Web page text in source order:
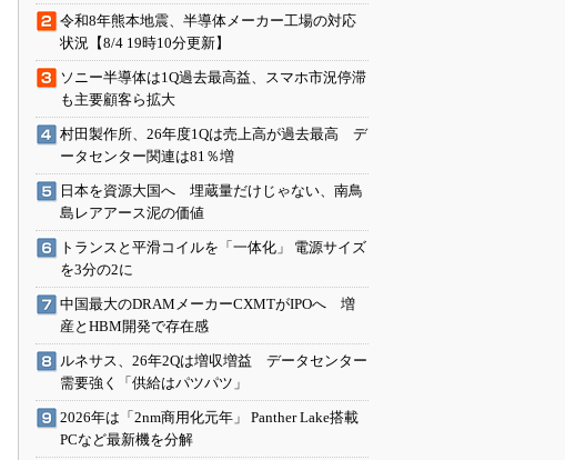
令和8年熊本地震、半導体メーカー工場の対応
状況【8/4 19時10分更新】
ソニー半導体は1Q過去最高益、スマホ市況停滞
も主要顧客ら拡大
村田製作所、26年度1Qは売上高が過去最高 デ
ータセンター関連は81％増
日本を資源大国へ 埋蔵量だけじゃない、南鳥
島レアアース泥の価値
トランスと平滑コイルを「一体化」 電源サイズ
を3分の2に
中国最大のDRAMメーカーCXMTがIPOへ 増
産とHBM開発で存在感
ルネサス、26年2Qは増収増益 データセンター
需要強く「供給はパツパツ」
2026年は「2nm商用化元年」 Panther Lake搭載
PCなど最新機を分解